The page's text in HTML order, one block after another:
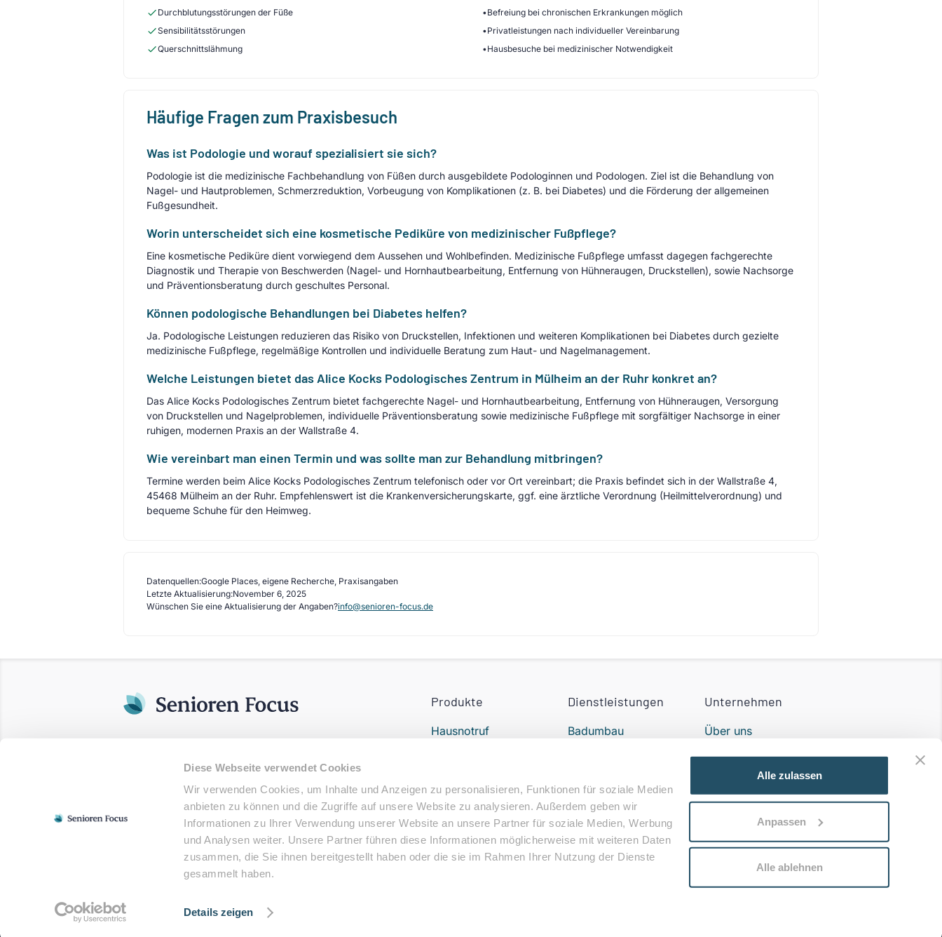
Diese Webseite verwendet Cookies
Wir verwenden Cookies, um Inhalte und Anzeigen zu personalisieren, Funktionen für soziale Medien
anbieten zu können und die Zugriffe auf unsere Website zu analysieren. Außerdem geben wir
Informationen zu Ihrer Verwendung unserer Website an unsere Partner für soziale Medien, Werbung
und Analysen weiter. Unsere Partner führen diese Informationen möglicherweise mit weiteren Daten
zusammen, die Sie ihnen bereitgestellt haben oder die sie im Rahmen Ihrer Nutzung der Dienste
gesammelt haben.
Details zeigen
Alle zulassen
Anpassen
Alle ablehnen
Durchblutungsstörungen der Füße
Sensibilitätsstörungen
Querschnittslähmung
•Befreiung bei chronischen Erkrankungen möglich
•Privatleistungen nach individueller Vereinbarung
•Hausbesuche bei medizinischer Notwendigkeit
Häufige Fragen zum Praxisbesuch
Was ist Podologie und worauf spezialisiert sie sich?
Podologie ist die medizinische Fachbehandlung von Füßen durch ausgebildete Podologinnen und Podologen. Ziel ist die Behandlung von
Nagel- und Hautproblemen, Schmerzreduktion, Vorbeugung von Komplikationen (z. B. bei Diabetes) und die Förderung der allgemeinen
Fußgesundheit.
Worin unterscheidet sich eine kosmetische Pediküre von medizinischer Fußpflege?
Eine kosmetische Pediküre dient vorwiegend dem Aussehen und Wohlbefinden. Medizinische Fußpflege umfasst dagegen fachgerechte
Diagnostik und Therapie von Beschwerden (Nagel- und Hornhautbearbeitung, Entfernung von Hühneraugen, Druckstellen), sowie Nachsorge
und Präventionsberatung durch geschultes Personal.
Können podologische Behandlungen bei Diabetes helfen?
Ja. Podologische Leistungen reduzieren das Risiko von Druckstellen, Infektionen und weiteren Komplikationen bei Diabetes durch gezielte
medizinische Fußpflege, regelmäßige Kontrollen und individuelle Beratung zum Haut- und Nagelmanagement.
Welche Leistungen bietet das Alice Kocks Podologisches Zentrum in Mülheim an der Ruhr konkret an?
Das Alice Kocks Podologisches Zentrum bietet fachgerechte Nagel- und Hornhautbearbeitung, Entfernung von Hühneraugen, Versorgung
von Druckstellen und Nagelproblemen, individuelle Präventionsberatung sowie medizinische Fußpflege mit sorgfältiger Nachsorge in einer
ruhigen, modernen Praxis an der Wallstraße 4.
Wie vereinbart man einen Termin und was sollte man zur Behandlung mitbringen?
Termine werden beim Alice Kocks Podologisches Zentrum telefonisch oder vor Ort vereinbart; die Praxis befindet sich in der Wallstraße 4,
45468 Mülheim an der Ruhr. Empfehlenswert ist die Krankenversicherungskarte, ggf. eine ärztliche Verordnung (Heilmittelverordnung) und
bequeme Schuhe für den Heimweg.
Datenquellen:Google Places, eigene Recherche, Praxisangaben
Letzte Aktualisierung:November 6, 2025
Wünschen Sie eine Aktualisierung der Angaben?info@senioren-focus.de
Produkte
Hausnotruf
Elektromobil
Elektrorollstuhl
Dienstleistungen
Badumbau
Alltagshilfe
Podologe in der
Nähe
Unternehmen
Über uns
Partner werden
© 2025 - Senioren Focus. Alle Rechte vorbehalten.